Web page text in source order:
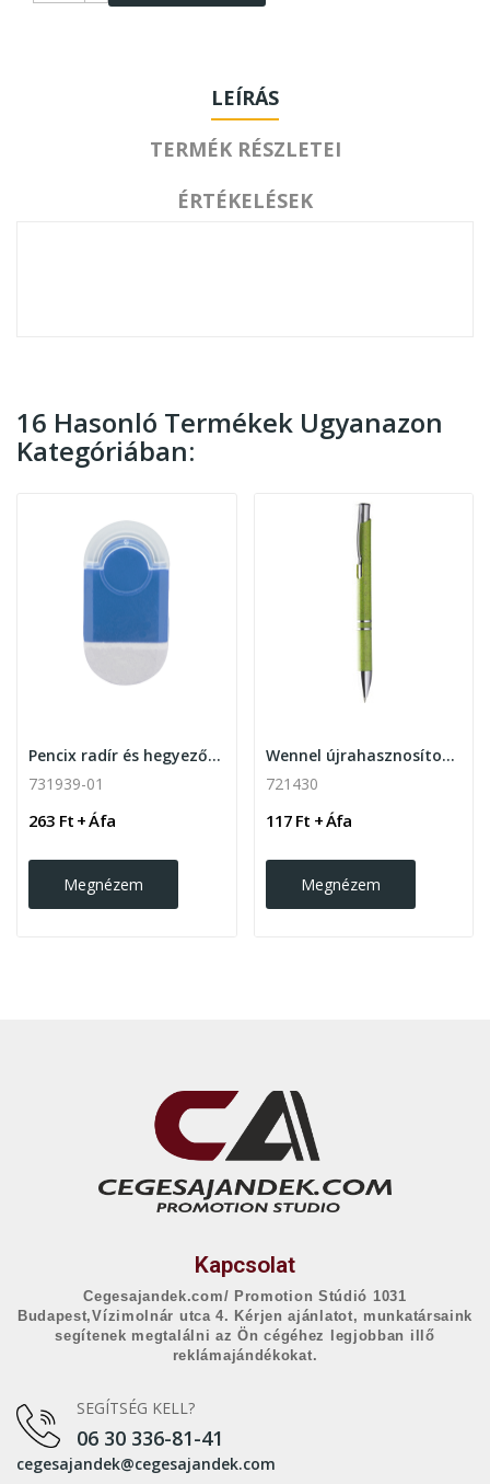
LEÍRÁS
TERMÉK RÉSZLETEI
ÉRTÉKELÉSEK
16 Hasonló Termékek Ugyanazon
Kategóriában:
Pencix radír és hegyező, fehér
731939-01
263 Ft + Áfa
Megnézem
Wennel újrahasznosított golyóstoll
721430
117 Ft + Áfa
Megnézem
Kapcsolat
Cegesajandek.com/ Promotion Stúdió 1031
Budapest,Vízimolnár utca 4. Kérjen ajánlatot, munkatársaink
segítenek megtalálni az Ön cégéhez legjobban illő
reklámajándékokat.
SEGÍTSÉG KELL?
06 30 336-81-41
cegesajandek@cegesajandek.com